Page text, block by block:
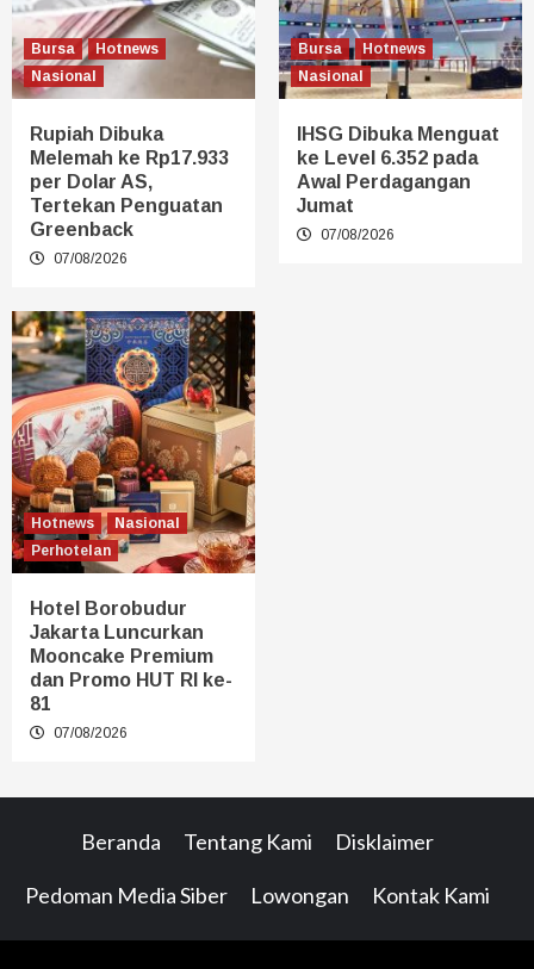
Bursa
Hotnews
Nasional
Rupiah Dibuka
Melemah ke Rp17.933
per Dolar AS,
Tertekan Penguatan
Greenback
07/08/2026
Bursa
Hotnews
Nasional
IHSG Dibuka Menguat
ke Level 6.352 pada
Awal Perdagangan
Jumat
07/08/2026
Hotnews
Nasional
Perhotelan
Hotel Borobudur
Jakarta Luncurkan
Mooncake Premium
dan Promo HUT RI ke-
81
07/08/2026
Beranda Tentang Kami Disklaimer
Pedoman Media Siber Lowongan Kontak Kami